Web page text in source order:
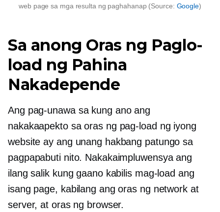
web page sa mga resulta ng paghahanap (Source: Google)
Sa anong Oras ng Paglo-
load ng Pahina
Nakadepende
Ang pag-unawa sa kung ano ang
nakakaapekto sa oras ng pag-load ng iyong
website ay ang unang hakbang patungo sa
pagpapabuti nito. Nakakaimpluwensya ang
ilang salik kung gaano kabilis mag-load ang
isang page, kabilang ang oras ng network at
server, at oras ng browser.